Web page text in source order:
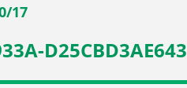
17
D25CBD3AE643